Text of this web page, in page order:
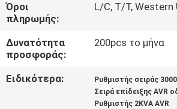
ΕΙΔΉΣΕΙΣ
ΖΗΤΉΣΤΕ
ΜΙΑ
Όροι
πληρωμής:
L/C, T/T, Western
Δυνατότητα
προσφοράς:
200pcs το μήνα
Ειδικότερα: Ρυθμιστής σειράς
Σειρά επίδειξης AVR
Ρυθμιστής 2KVA AVR